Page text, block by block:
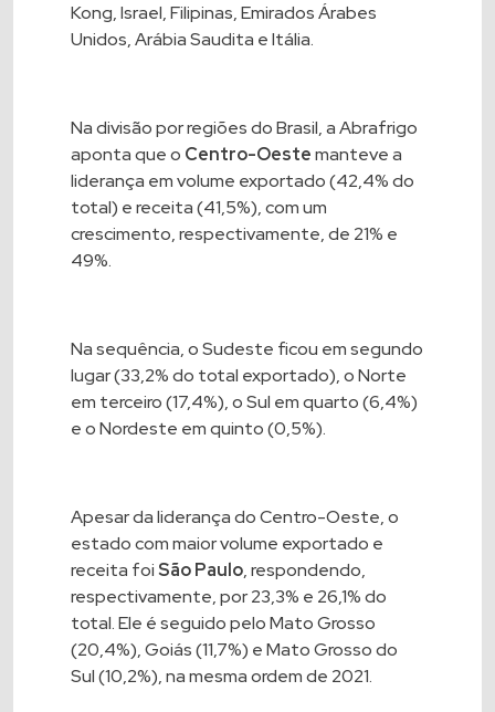
Kong, Israel, Filipinas, Emirados Árabes
Unidos, Arábia Saudita e Itália.
Na divisão por regiões do Brasil, a Abrafrigo
aponta que o Centro-Oestemanteve a
liderança em volume exportado (42,4% do
total) e receita (41,5%), com um
crescimento, respectivamente, de 21% e
49%.
Na sequência, o Sudeste ficou em segundo
lugar (33,2% do total exportado), o Norte
em terceiro (17,4%), o Sul em quarto (6,4%)
e o Nordeste em quinto (0,5%).
Apesar da liderança do Centro-Oeste, o
estado com maior volume exportado e
receita foiSão Paulo, respondendo,
respectivamente, por 23,3% e 26,1% do
total. Ele é seguido pelo Mato Grosso
(20,4%), Goiás (11,7%) e Mato Grosso do
Sul (10,2%), na mesma ordem de 2021.